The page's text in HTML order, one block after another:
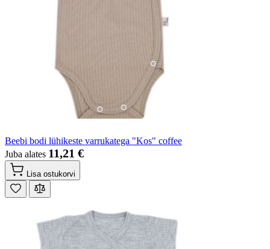
Beebi bodi lühikeste varrukatega "Kos" coffee
Juba alates 11,21 €
Lisa ostukorvi